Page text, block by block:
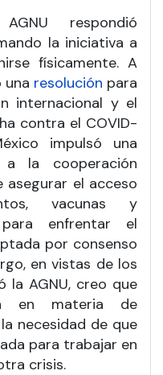
respondió
la iniciativa a
físicamente. A
resolución para
internacional y el
contra el COVID-
impulsó una
la cooperación
asegurar el acceso
vacunas y
enfrentar el
por consenso
en vistas de los
la AGNU, creo que
en materia de
necesidad de que
para trabajar en
crisis.